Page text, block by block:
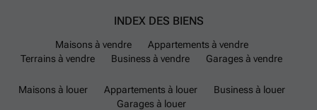
INDEX DES BIENS
Maisons à vendre
Appartements à vendre
Terrains à vendre
Business à vendre Garages à vendre
Maisons à louer Appartements à louer
Business à louer
Garages à louer